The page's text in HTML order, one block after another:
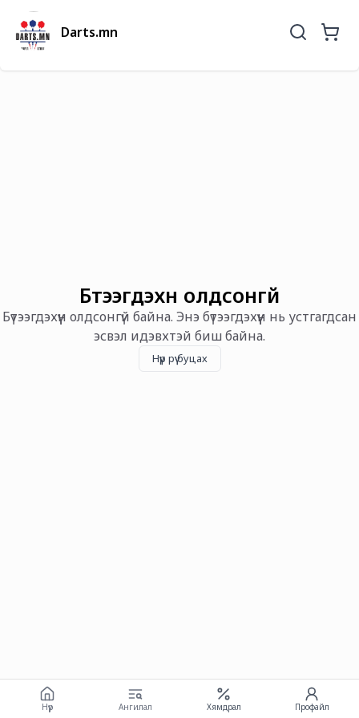
Darts.mn
Бүтээгдэхүүн олдсонгүй
Бүтээгдэхүүн олдсонгүй байна. Энэ бүтээгдэхүүн нь устгагдсан
эсвэл идэвхтэй биш байна.
Нүүр рүү буцах
Нүүр Ангилал Хямдрал Профайл